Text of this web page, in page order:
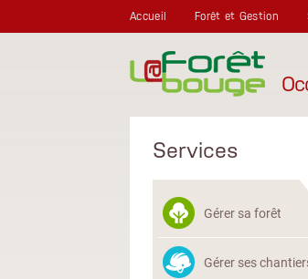
Accueil
Forêt et Gestion
Services
Gérer sa forêt
Gérer ses